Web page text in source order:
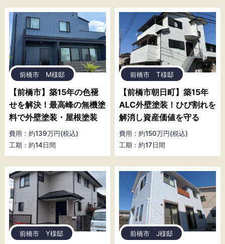
前橋市 M様邸
【前橋市】築15年の色褪
せを解決！最高峰の無機塗
料で外壁塗装・屋根塗装
費用：約139万円(税込)
工期：約14日間
前橋市 T様邸
【前橋市朝日町】築15年
ALC外壁塗装！ひび割れを
解消し資産価値を守る
費用：約150万円(税込)
工期：約17日間
前橋市 Y様邸 前橋市 J様邸